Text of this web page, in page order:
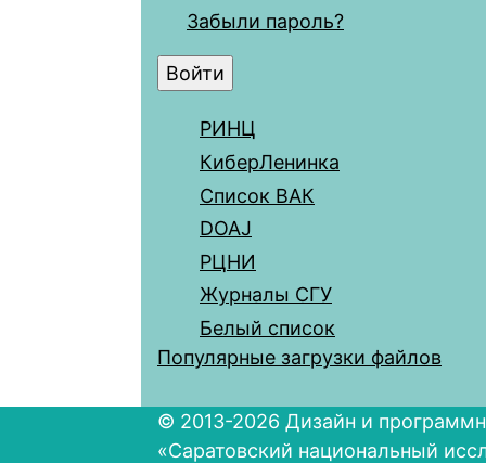
Забыли пароль?
РИНЦ
КиберЛенинка
Список ВАК
DOAJ
РЦНИ
Журналы СГУ
Белый список
Популярные загрузки файлов
© 2013-2026 Дизайн и
«Саратовский национальный